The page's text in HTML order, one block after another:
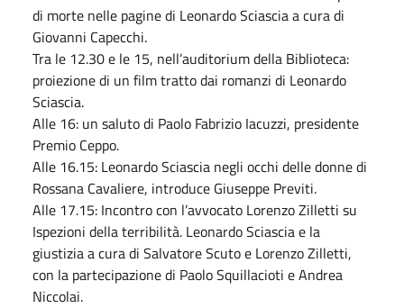
di morte nelle pagine di Leonardo Sciascia a cura di
Giovanni Capecchi.
Tra le 12.30 e le 15, nell’auditorium della Biblioteca:
proiezione di un film tratto dai romanzi di Leonardo
Sciascia.
Alle 16: un saluto di Paolo Fabrizio Iacuzzi, presidente
Premio Ceppo.
Alle 16.15: Leonardo Sciascia negli occhi delle donne di
Rossana Cavaliere, introduce Giuseppe Previti.
Alle 17.15: Incontro con l’avvocato Lorenzo Zilletti su
Ispezioni della terribilità. Leonardo Sciascia e la
giustizia a cura di Salvatore Scuto e Lorenzo Zilletti,
con la partecipazione di Paolo Squillacioti e Andrea
Niccolai.